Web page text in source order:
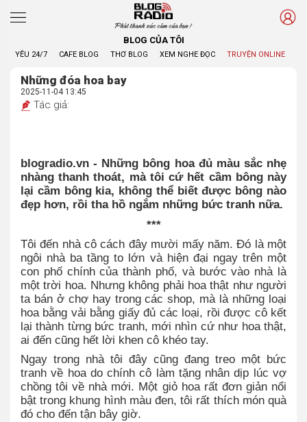
Phát thanh xúc cảm của bạn !
BLOG CỦA TÔI
YÊU 24/7 CAFE BLOG THƠ BLOG XEM NGHE ĐỌC TRUYỆN ONLINE
Những đóa hoa bay
2025-11-04 13:45
Tác giả:
blogradio.vn - Những bông hoa đủ màu sắc nhẹ
nhàng thanh thoát, mà tôi cứ hết cầm bông này
lại cầm bông kia, không thể biết được bông nào
đẹp hơn, rồi tha hồ ngắm những bức tranh nữa.
***
Tôi đến nhà cô cách đây mười mấy năm. Đó là một
ngôi nhà ba tầng to lớn và hiện đại ngay trên một
con phố chính của thành phố, và bước vào nhà là
một trời hoa. Nhưng không phải hoa thật như người
ta bán ở chợ hay trong các shop, mà là những loại
hoa bằng vải bằng giấy đủ các loại, rồi được cô kết
lại thành từng bức tranh, mới nhìn cứ như hoa thật,
ai đến cũng hết lời khen cô khéo tay.
Ngay trong nhà tôi đây cũng đang treo một bức
tranh về hoa do chính cô làm tặng nhân dịp lúc vợ
chồng tôi về nhà mới. Một giỏ hoa rất đơn giản nổi
bật trong khung hình màu đen, tôi rất thích món quà
đó cho đến tận bây giờ.